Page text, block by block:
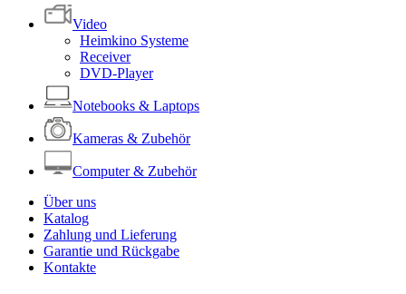
Video
Heimkino Systeme
Receiver
DVD-Player
Notebooks & Laptops
Kameras & Zubehör
Computer & Zubehör
Über uns
Katalog
Zahlung und Lieferung
Garantie und Rückgabe
Kontakte